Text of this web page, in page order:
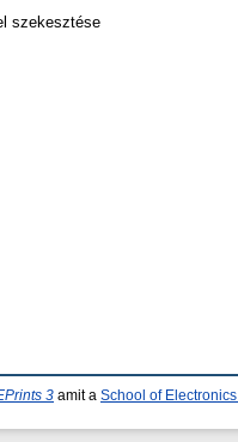
szekesztése
3 amit a School of